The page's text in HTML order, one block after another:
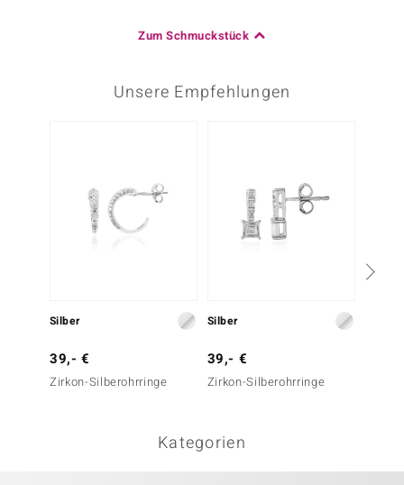
Zum Schmuckstück
Unsere Empfehlungen
Silber
39,- €
Zirkon-Silberohrringe
Silber
39,- €
Zirkon-Silberohrringe
Kategorien